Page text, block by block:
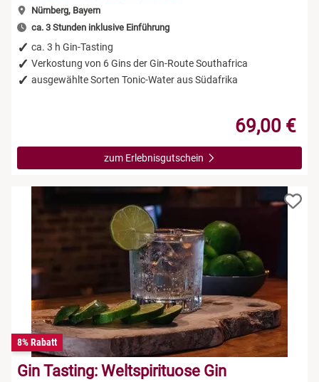
Nürnberg, Bayern
ca. 3 Stunden inklusive Einführung
ca. 3 h Gin-Tasting
Verkostung von 6 Gins der Gin-Route Southafrica
ausgewählte Sorten Tonic-Water aus Südafrika
69,00 €
zum Erlebnisgutschein
8% Rabatt
Gin Tasting: Weltspirituose Gin